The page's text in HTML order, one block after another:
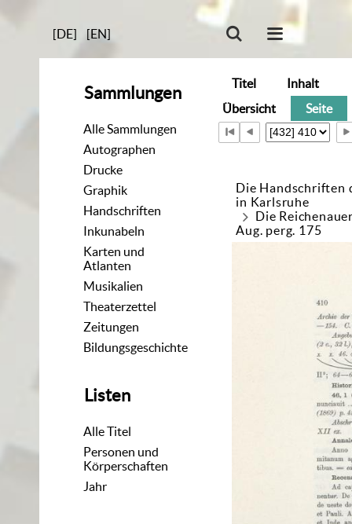
[DE] [EN]
Sammlungen
Alle Sammlungen
Autographen
Drucke
Graphik
Handschriften
Inkunabeln
Karten und
Atlanten
Musikalien
Theaterzettel
Zeitungen
Bildungsgeschichte
Listen
Alle Titel
Personen und
Körperschaften
Jahr
Titel
Inhalt
Übersicht
Seite
Die Handschriften
in Karlsruhe
Die
Aug. perg. 175